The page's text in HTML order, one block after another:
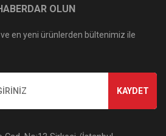
OLUN
en yeni ürünlerden bültenimiz ile
KAYDET